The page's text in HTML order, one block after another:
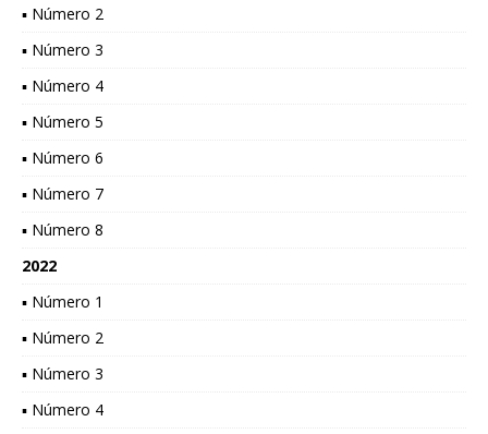
▪ Número 2
▪ Número 3
▪ Número 4
▪ Número 5
▪ Número 6
▪ Número 7
▪ Número 8
2022
▪ Número 1
▪ Número 2
▪ Número 3
▪ Número 4